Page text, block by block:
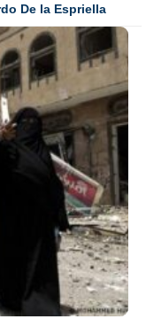
De la Espriella